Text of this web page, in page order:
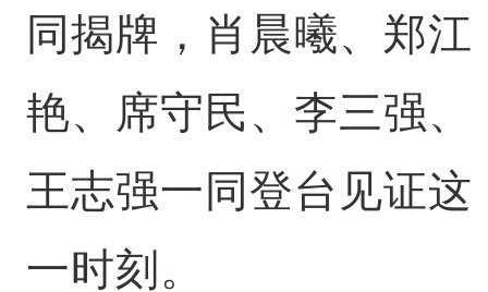
同揭牌，肖晨曦、郑江
艳、席守民、李三强、
王志强一同登台见证这
一时刻。